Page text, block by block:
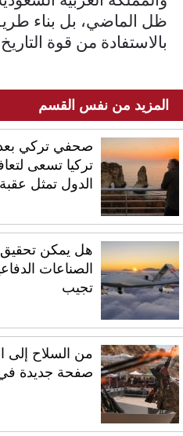
ظل الماضي، بل بناء
بالاستفادة من قوة
المزيد من نفس القسم
صحفي تركي بعد
تركيا تسعى
الدول تمثل
هل يمكن
الصناعات
تجيب
من السلاح إلى
صفحة جديدة في